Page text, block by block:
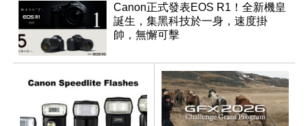
Canon正式發表EOS R1！全新機皇
誕生，集黑科技於一身，速度掛
帥，無懈可擊